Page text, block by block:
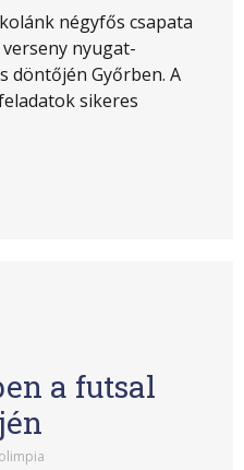
négyfős csapata
nyugat-
döntőjén Győrben. A
sikeres
a futsal